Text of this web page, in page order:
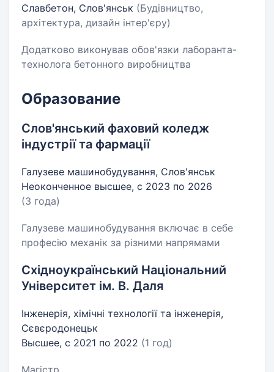
Славбетон, Слов'янськ (Будівництво,
архітектура, дизайн інтер'єру)
Додатково виконував обов'язки лаборанта-
технолога бетонного виробництва
Образование
Слов'янський фаховий коледж
індустрії та фармації
Галузеве машинобудування, Слов'янськ
Неоконченное высшее, с 2023 по 2026
(3 года)
Галузеве машинобудування включає в себе
професію механік за різними напрямами
Східноукраїнський Національний
Університет ім. В. Даля
Інженерія, хімічні технології та інженерія,
Сєвєродонецьк
Высшее, с 2021 по 2022 (1 год)
Магістр